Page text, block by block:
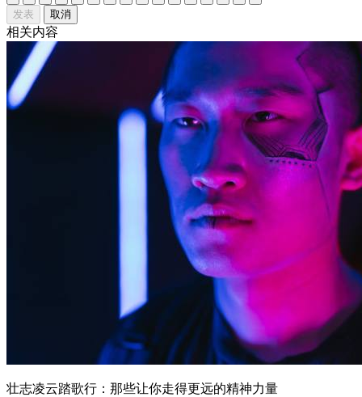
壮志凌云踏歌行：那些让你走得更远的精神力量
核心摘要 拓宽视野广度是个人成长的关键要素 缺乏广阔视野
会导致思维局限、机会受限 通过阅读、旅行和跨界交流可以
有效拓宽视野 建立多元化的思维模式是持续成长的基础 实践
和反思是巩固新视野的关键步骤 一、视野狭隘的代价 很多人
以为，只要努力就能成功，但现实往往残酷：同样努力的人，
有些能走得很远，有些却原地...